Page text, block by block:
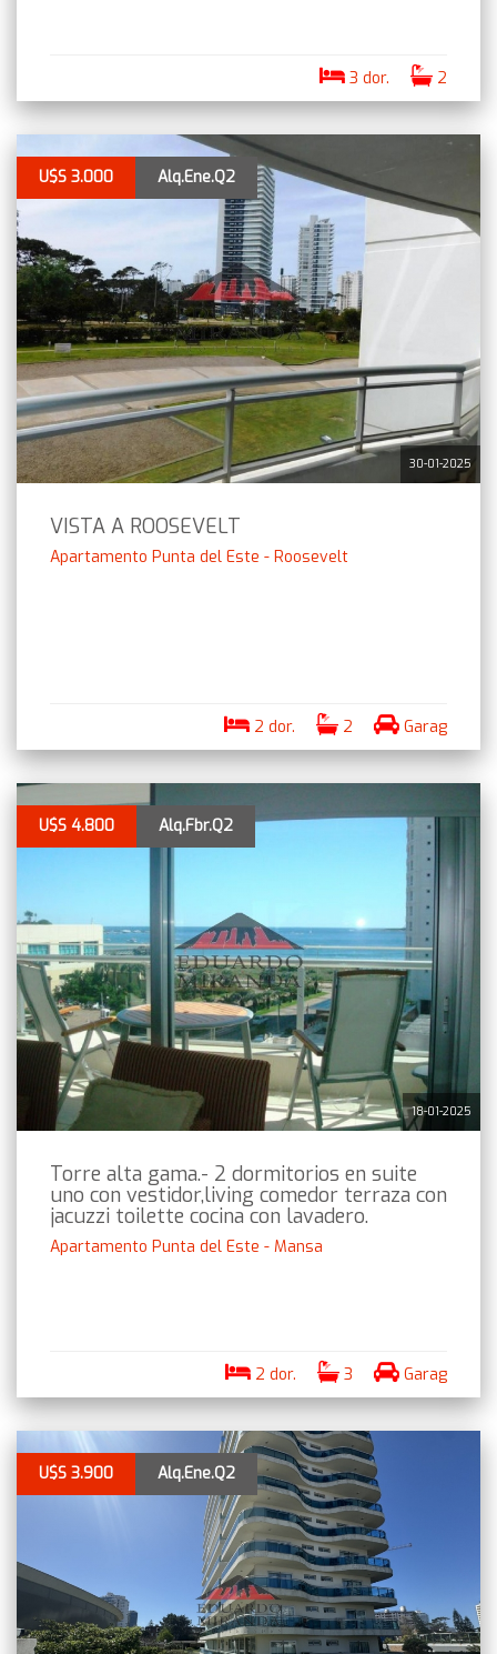
3 dor. 2
30-01-2025
U$S 3.000 Alq.Ene.Q2
VISTA A ROOSEVELT
Apartamento Punta del Este - Roosevelt
2 dor. 2 Garag
18-01-2025
U$S 4.800 Alq.Fbr.Q2
Torre alta gama.- 2 dormitorios en suite
uno con vestidor,living comedor terraza con
jacuzzi toilette cocina con lavadero.
Apartamento Punta del Este - Mansa
2 dor. 3 Garag
U$S 3.900 Alq.Ene.Q2